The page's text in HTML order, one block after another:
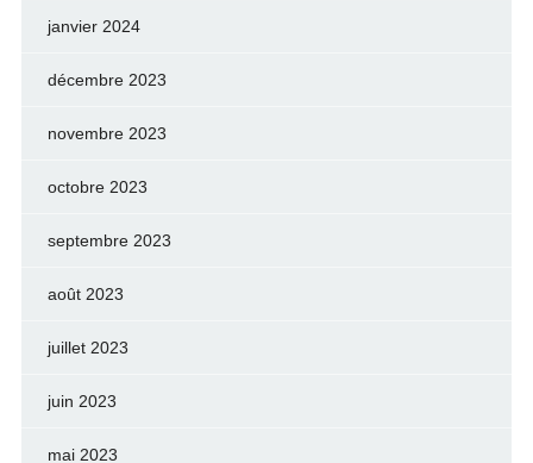
janvier 2024
décembre 2023
novembre 2023
octobre 2023
septembre 2023
août 2023
juillet 2023
juin 2023
mai 2023